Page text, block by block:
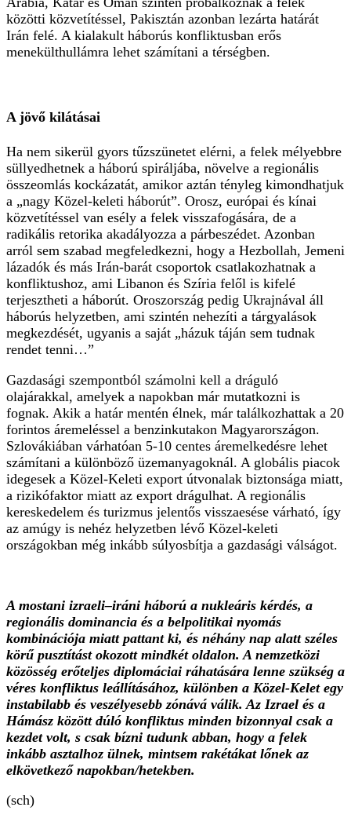
közötti közvetítéssel, Pakisztán azonban lezárta határát
Irán felé. A kialakult háborús konfliktusban erős
menekülthullámra lehet számítani a térségben.
A jövő kilátásai
Ha nem sikerül gyors tűzszünetet elérni, a felek mélyebbre
süllyedhetnek a háború spiráljába, növelve a regionális
összeomlás kockázatát, amikor aztán tényleg kimondhatjuk
a „nagy Közel-keleti háborút”. Orosz, európai és kínai
közvetítéssel van esély a felek visszafogására, de a
radikális retorika akadályozza a párbeszédet. Azonban
arról sem szabad megfeledkezni, hogy a Hezbollah, Jemeni
lázadók és más Irán-barát csoportok csatlakozhatnak a
konfliktushoz, ami Libanon és Szíria felől is kifelé
terjesztheti a háborút. Oroszország pedig Ukrajnával áll
háborús helyzetben, ami szintén nehezíti a tárgyalások
megkezdését, ugyanis a saját „házuk táján sem tudnak
rendet tenni…”
Gazdasági szempontból számolni kell a dráguló
olajárakkal, amelyek a napokban már mutatkozni is
fognak. Akik a határ mentén élnek, már találkozhattak a 20
forintos áremeléssel a benzinkutakon Magyarországon.
Szlovákiában várhatóan 5-10 centes áremelkedésre lehet
számítani a különböző üzemanyagoknál. A globális piacok
idegesek a Közel-Keleti export útvonalak biztonsága miatt,
a rizikófaktor miatt az export drágulhat. A regionális
kereskedelem és turizmus jelentős visszaesése várható, így
az amúgy is nehéz helyzetben lévő Közel-keleti
országokban még inkább súlyosbítja a gazdasági válságot.
A mostani izraeli–iráni háború a nukleáris kérdés, a
regionális dominancia és a belpolitikai nyomás
kombinációja miatt pattant ki, és néhány nap alatt széles
körű pusztítást okozott mindkét oldalon. A nemzetközi
közösség erőteljes diplomáciai ráhatására lenne szükség a
véres konfliktus leállításához, különben a Közel-Kelet egy
instabilabb és veszélyesebb zónává válik. Az Izrael és a
Hámász között dúló konfliktus minden bizonnyal csak a
kezdet volt, s csak bízni tudunk abban, hogy a felek
inkább asztalhoz ülnek, mintsem rakétákat lőnek az
elkövetkező napokban/hetekben.
(sch)